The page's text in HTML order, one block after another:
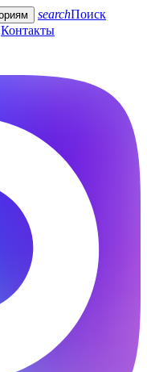
searchПоиск
Контакты